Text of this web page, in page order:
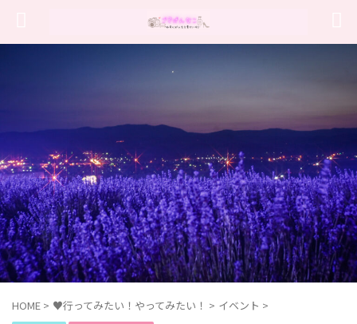
HOME > ♥行ってみたい！やってみたい！ > イベント >